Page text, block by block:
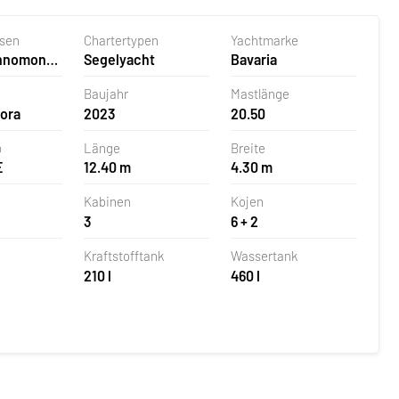
Chartertypen
Segelyacht
Yachtmarke
Bavaria
Baujahr
2023
Mastlänge
20.50
Länge
12.40 m
Breite
4.30 m
Kabinen
3
Kojen
6 + 2
Kraftstofftank
210 l
Wassertank
460 l